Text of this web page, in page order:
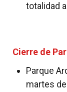
totalidad
Cierre de
Parque
martes